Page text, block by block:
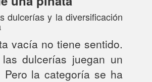
dulcerías y la diversificación
vacía no tiene sentido.
dulcerías juegan un
Pero la categoría se ha